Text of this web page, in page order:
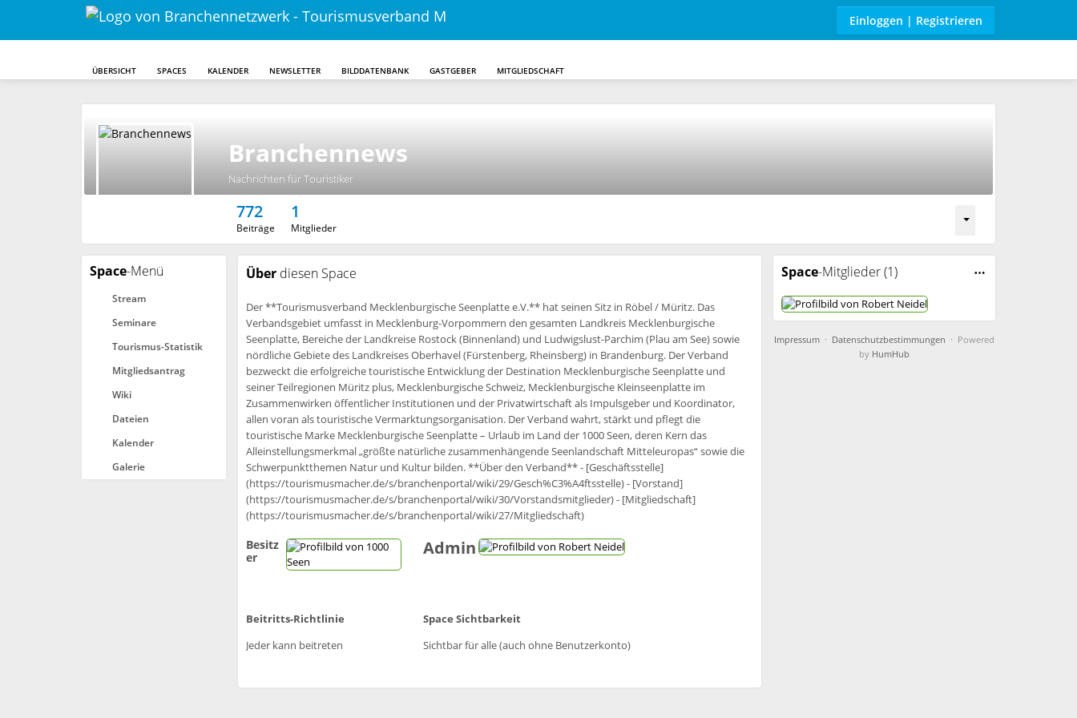
Einloggen | Registrieren
ÜBERSICHT SPACES KALENDER NEWSLETTER BILDDATENBANK GASTGEBER MITGLIEDSCHAFT
Branchennews
Nachrichten für Touristiker
772
Beiträge
1
Mitglieder
Space-Menü
Stream
Seminare
Tourismus-Statistik
Mitgliedsantrag
Wiki
Dateien
Kalender
Galerie
Über diesen Space
Der **Tourismusverband Mecklenburgische Seenplatte e.V.** hat seinen Sitz in Röbel / Müritz. Das
Verbandsgebiet umfasst in Mecklenburg-Vorpommern den gesamten Landkreis Mecklenburgische
Seenplatte, Bereiche der Landkreise Rostock (Binnenland) und Ludwigslust-Parchim (Plau am See) sowie
nördliche Gebiete des Landkreises Oberhavel (Fürstenberg, Rheinsberg) in Brandenburg. Der Verband
bezweckt die erfolgreiche touristische Entwicklung der Destination Mecklenburgische Seenplatte und
seiner Teilregionen Müritz plus, Mecklenburgische Schweiz, Mecklenburgische Kleinseenplatte im
Zusammenwirken öffentlicher Institutionen und der Privatwirtschaft als Impulsgeber und Koordinator,
allen voran als touristische Vermarktungsorganisation. Der Verband wahrt, stärkt und pflegt die
touristische Marke Mecklenburgische Seenplatte – Urlaub im Land der 1000 Seen, deren Kern das
Alleinstellungsmerkmal „größte natürliche zusammenhängende Seenlandschaft Mitteleuropas“ sowie die
Schwerpunktthemen Natur und Kultur bilden. **Über den Verband** - [Geschäftsstelle]
(https://tourismusmacher.de/s/branchenportal/wiki/29/Gesch%C3%A4ftsstelle) - [Vorstand]
(https://tourismusmacher.de/s/branchenportal/wiki/30/Vorstandsmitglieder) - [Mitgliedschaft]
(https://tourismusmacher.de/s/branchenportal/wiki/27/Mitgliedschaft)
Besitz
er
Admin
Beitritts-Richtlinie
Jeder kann beitreten
Space Sichtbarkeit
Sichtbar für alle (auch ohne Benutzerkonto)
Space-Mitglieder (1)
Impressum· Datenschutzbestimmungen · Powered
by HumHub